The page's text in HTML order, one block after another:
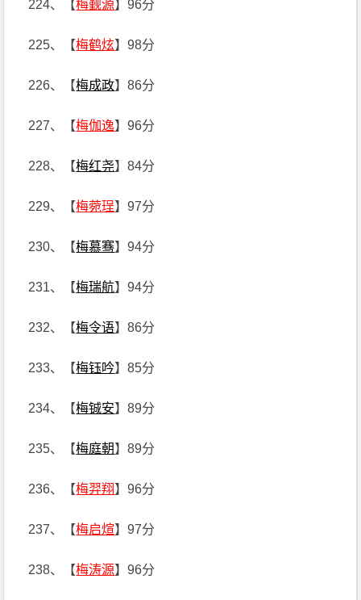
224、【梅觐源】96分
225、【梅鹤炫】98分
226、【梅成政】86分
227、【梅伽逸】96分
228、【梅红尧】84分
229、【梅菀珵】97分
230、【梅慕骞】94分
231、【梅瑞航】94分
232、【梅令语】86分
233、【梅钰吟】85分
234、【梅铖安】89分
235、【梅庭朝】89分
236、【梅羿翔】96分
237、【梅启煊】97分
238、【梅涛源】96分